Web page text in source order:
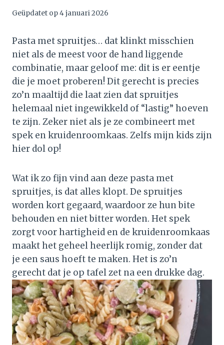
Geüpdatet op4 januari 2026
Pasta met spruitjes… dat klinkt misschien
niet als de meest voor de hand liggende
combinatie, maar geloof me: dit is er eentje
die je moet proberen! Dit gerecht is precies
zo’n maaltijd die laat zien dat spruitjes
helemaal niet ingewikkeld of “lastig” hoeven
te zijn. Zeker niet als je ze combineert met
spek en kruidenroomkaas. Zelfs mijn kids zijn
hier dol op!
Wat ik zo fijn vind aan deze pasta met
spruitjes, is dat alles klopt. De spruitjes
worden kort gegaard, waardoor ze hun bite
behouden en niet bitter worden. Het spek
zorgt voor hartigheid en de kruidenroomkaas
maakt het geheel heerlijk romig, zonder dat
je een saus hoeft te maken. Het is zo’n
gerecht dat je op tafel zet na een drukke dag.